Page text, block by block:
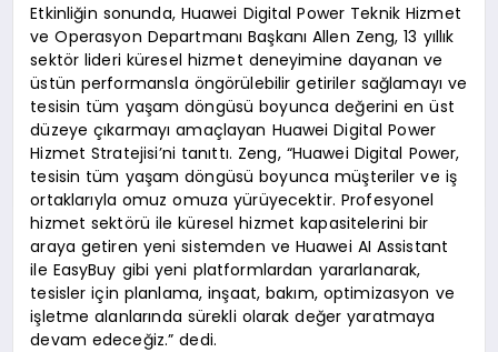
Etkinliğin sonunda, Huawei Digital Power Teknik Hizmet
ve Operasyon Departmanı Başkanı Allen Zeng, 13 yıllık
sektör lideri küresel hizmet deneyimine dayanan ve
üstün performansla öngörülebilir getiriler sağlamayı ve
tesisin tüm yaşam döngüsü boyunca değerini en üst
düzeye çıkarmayı amaçlayan Huawei Digital Power
Hizmet Stratejisi’ni tanıttı. Zeng, “Huawei Digital Power,
tesisin tüm yaşam döngüsü boyunca müşteriler ve iş
ortaklarıyla omuz omuza yürüyecektir. Profesyonel
hizmet sektörü ile küresel hizmet kapasitelerini bir
araya getiren yeni sistemden ve Huawei AI Assistant
ile EasyBuy gibi yeni platformlardan yararlanarak,
tesisler için planlama, inşaat, bakım, optimizasyon ve
işletme alanlarında sürekli olarak değer yaratmaya
devam edeceğiz.” dedi.